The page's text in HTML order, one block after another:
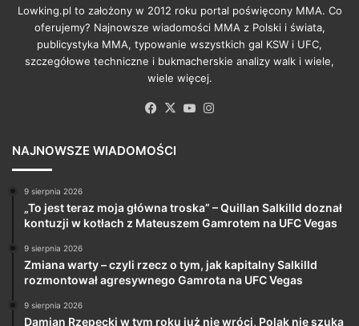
Lowking.pl to założony w 2012 roku portal poświęcony MMA. Co
oferujemy? Najnowsze wiadomości MMA z Polski i świata,
publicystyka MMA, typowanie wszystkich gal KSW i UFC,
szczegółowe techniczne i bukmacherskie analizy walk i wiele,
wiele więcej.
Facebook
X YouTube
NAJNOWSZE WIADOMOŚCI
9 sierpnia 2026
„To jest teraz moja główna troska” – Quillan Salkilld doznał
kontuzji w kotłach z Mateuszem Gamrotem na UFC Vegas
9 sierpnia 2026
Zmiana warty – czyli rzecz o tym, jak kapitalny Salkilld
rozmontował agresywnego Gamrota na UFC Vegas
9 sierpnia 2026
Damian Rzepecki w tym roku już nie wróci, Polak nie szuka